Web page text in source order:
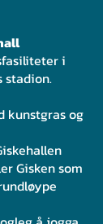
i
stadion.
kunstgras og
Gisken som